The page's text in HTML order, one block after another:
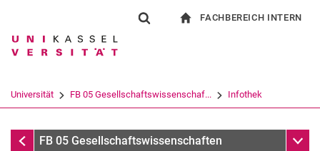
Springe direkt zu: Inhalt
Springe direkt zu: Suche
Springe direkt zu:
Suchbegriff
Suchen (öffnet externen Link in einem
FACHBEREICH INTERN
Universität FB 05 Gesellschaftswissenschaf... Infothek
InfothekFB 05 Gesellschaftswissenschaften